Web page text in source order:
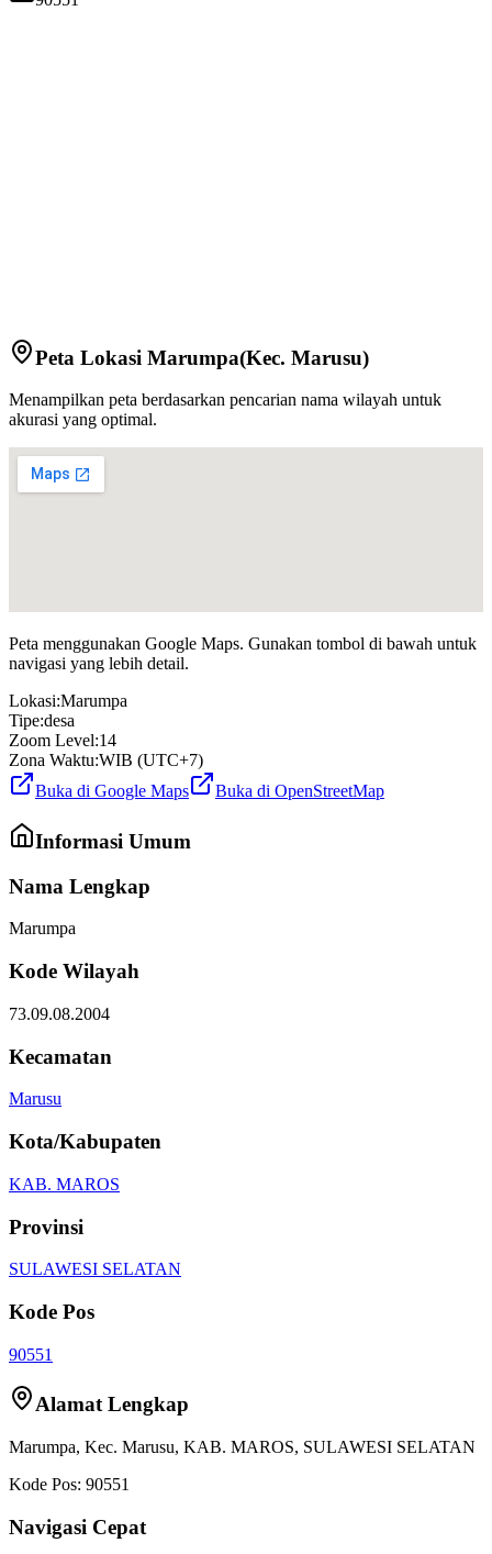
Peta Lokasi Marumpa(Kec. Marusu)
Menampilkan peta berdasarkan pencarian nama wilayah untuk
akurasi yang optimal.
Peta menggunakan Google Maps. Gunakan tombol di bawah untuk
navigasi yang lebih detail.
Lokasi:Marumpa
Tipe:desa
Zoom Level:14
Zona Waktu:WIB (UTC+7)
Buka di Google Maps
Buka di OpenStreetMap
Informasi Umum
Nama Lengkap
Marumpa
Kode Wilayah
73.09.08.2004
Kecamatan
Marusu
Kota/Kabupaten
KAB. MAROS
Provinsi
SULAWESI SELATAN
Kode Pos
90551
Alamat Lengkap
Marumpa, Kec. Marusu, KAB. MAROS, SULAWESI SELATAN
Kode Pos: 90551
Navigasi Cepat